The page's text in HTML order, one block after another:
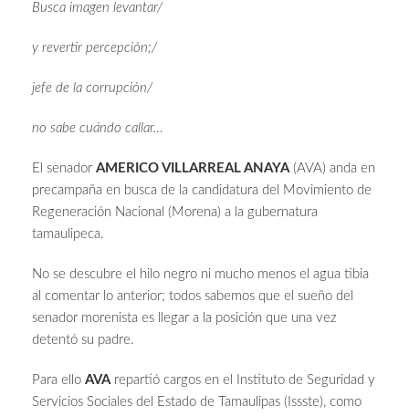
Busca imagen levantar/
y revertir percepción;/
jefe de la corrupción/
no sabe cuándo callar…
El senador AMERICO VILLARREAL ANAYA(AVA) anda en
precampaña en busca de la candidatura del Movimiento de
Regeneración Nacional (Morena) a la gubernatura
tamaulipeca.
No se descubre el hilo negro ni mucho menos el agua tibia
al comentar lo anterior; todos sabemos que el sueño del
senador morenista es llegar a la posición que una vez
detentó su padre.
Para ello AVArepartió cargos en el Instituto de Seguridad y
Servicios Sociales del Estado de Tamaulipas (Issste), como